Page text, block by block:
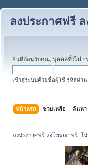
ลงประกาศฟรี
ยินดีต้อนรับคุณ, บุคคลทั่วไป ก
เข้าสู่ระบบด้วยชื่อผู้ใช้ รหัสผ่า
หน้าแรก ช่วยเหลือ ค้นหา
ลงประกาศฟรี ลงโฆษณาฟรี  โ